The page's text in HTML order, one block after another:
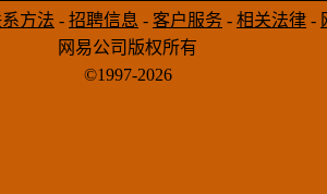
方法 - 招聘信息 - 客户服务 - 相关法律 -
网易公司版权所有
©1997-2026